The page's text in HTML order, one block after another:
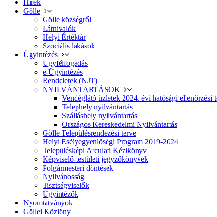
Hírek
Gölle
Gölle községről
Látnivalók
Helyi Értéktár
Szociális lakások
Ügyintézés
Ügyfélfogadás
e-Ügyintézés
Rendeletek (NJT)
NYILVÁNTARTÁSOK
Vendéglátó üzletek 2024. évi hatósági ellenőrzési
Telephely nyilvántartás
Szálláshely nyilvántartás
Országos Kereskedelmi Nyilvántartás
Gölle Településrendezési terve
Helyi Esélyegyenlőségi Program 2019-2024
Településképi Arculati Kézikönyv
Képviselő-testületi jegyzőkönyvek
Polgármesteri döntések
Nyilvánosság
Tisztségviselők
Ügyintézők
Nyomtatványok
Göllei Közlöny